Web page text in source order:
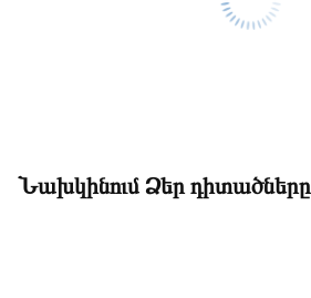
Նախկինում Ձեր դիտածները